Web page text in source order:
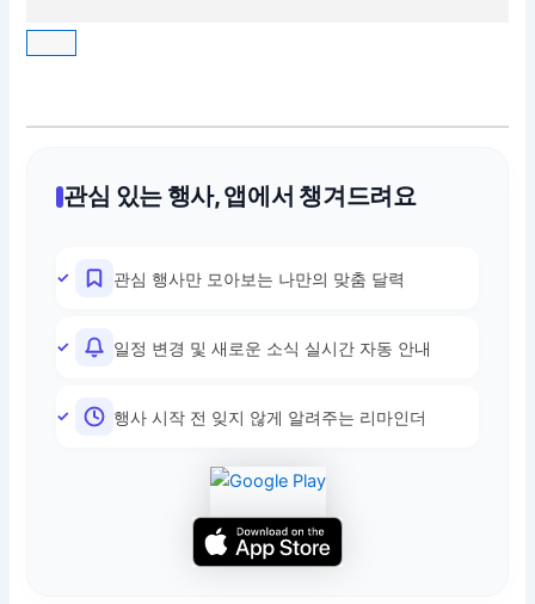
관심 있는 행사, 앱에서 챙겨드려요
관심 행사만 모아보는 나만의 맞춤 달력
일정 변경 및 새로운 소식 실시간 자동 안내
행사 시작 전 잊지 않게 알려주는 리마인더